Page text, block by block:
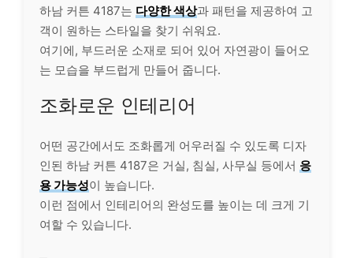
하남 커튼 4187는 다양한 색상과 패턴을 제공하여 고
객이 원하는 스타일을 찾기 쉬워요.
여기에, 부드러운 소재로 되어 있어 자연광이 들어오
는 모습을 부드럽게 만들어 줍니다.
조화로운 인테리어
어떤 공간에서도 조화롭게 어우러질 수 있도록 디자
인된 하남 커튼 4187은 거실, 침실, 사무실 등에서 응
용 가능성이 높습니다.
이런 점에서 인테리어의 완성도를 높이는 데 크게 기
여할 수 있습니다.